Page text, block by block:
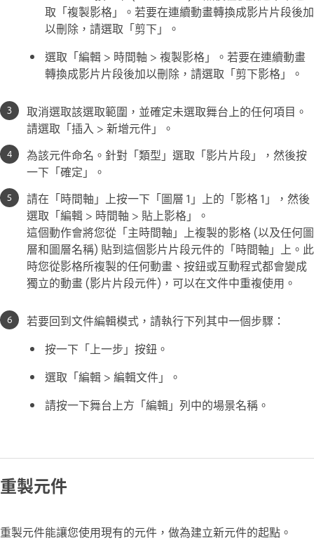
取「複製影格」。若要在連續動畫轉換成影片片段後加
以刪除，請選取「剪下」。
選取「編輯 > 時間軸 > 複製影格」。若要在連續動畫
轉換成影片片段後加以刪除，請選取「剪下影格」。
取消選取該選取範圍，並確定未選取舞台上的任何項目。
請選取「插入 > 新增元件」。
為該元件命名。針對「類型」選取「影片片段」，然後按
一下「確定」。
請在「時間軸」上按一下「圖層 1」上的「影格 1」，然後
選取「編輯 > 時間軸 > 貼上影格」。
這個動作會將您從「主時間軸」上複製的影格 (以及任何圖
層和圖層名稱) 貼到這個影片片段元件的「時間軸」上。此
時您從影格所複製的任何動畫、按鈕或互動程式都會變成
獨立的動畫 (影片片段元件)，可以在文件中重複使用。
若要回到文件編輯模式，請執行下列其中一個步驟：
按一下「上一步」按鈕。
選取「編輯 > 編輯文件」。
請按一下舞台上方「編輯」列中的場景名稱。
重製元件
重製元件能讓您使用現有的元件，做為建立新元件的起點。